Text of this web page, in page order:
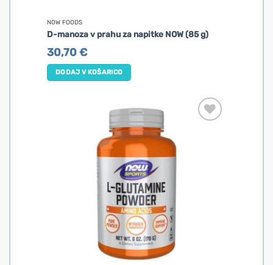
NOW FOODS
D-manoza v prahu za napitke NOW (85 g)
30,70€
DODAJ V KOŠARICO